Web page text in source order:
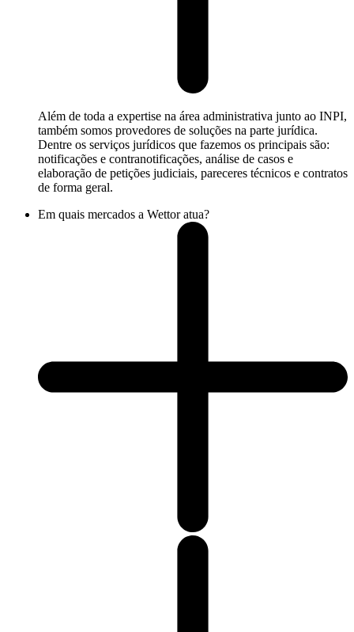
Além de toda a expertise na área administrativa junto ao INPI,
também somos provedores de soluções na parte jurídica.
Dentre os serviços jurídicos que fazemos os principais são:
notificações e contranotificações, análise de casos e
elaboração de petições judiciais, pareceres técnicos e contratos
de forma geral.
Em quais mercados a Wettor atua?